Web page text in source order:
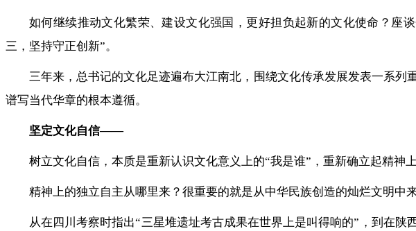
如何继续推动文化繁荣、建设文化强国，更好担负起新的文化使命？座
三，坚持守正创新”。
三年来，总书记的文化足迹遍布大江南北，围绕文化传承发展发表一系列
谱写当代华章的根本遵循。
坚定文化自信——
树立文化自信，本质是重新认识文化意义上的“我是谁”，重新确立起精神上
精神上的独立自主从哪里来？很重要的就是从中华民族创造的灿烂文明中
从在四川考察时指出“三星堆遗址考古成果在世界上是叫得响的”，到在